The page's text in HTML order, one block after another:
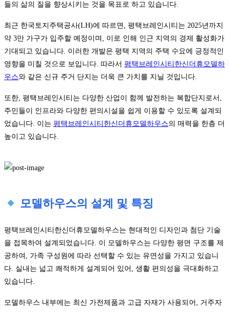
들의 삶의 질을 향상시키는 것을 목표로 하고 있습니다.
최근 한국토지주택공사(LH)에 따르면, 평택브레인시티는 2025년까지
약 3만 가구가 입주할 예정이며, 이로 인해 인근 지역의 경제 활성화가
기대되고 있습니다. 이러한 개발은 평택 지역의 주택 수요에 긍정적인
영향을 미칠 것으로 보입니다. 따라서 평택브레인시티한신더휴모델하
우스와 같은 신규 주거 단지는 더욱 큰 가치를 지닐 것입니다.
또한, 평택브레인시티는 다양한 산업이 함께 발전하는 복합단지로서,
주민들이 인프라와 다양한 편의시설을 쉽게 이용할 수 있도록 설계되
었습니다. 이는 평택브레인시티한신더휴모델하우스의 매력을 한층 더
높이고 있습니다.
모델하우스의 설계 및 특징
평택브레인시티한신더휴모델하우스는 현대적인 디자인과 첨단 기술
을 접목하여 설계되었습니다. 이 모델하우스는 다양한 평면 구조를 제
공하여, 가족 구성원에 따라 선택할 수 있는 유연성을 가지고 있습니
다. 실내는 넓고 쾌적하게 설계되어 있어, 생활 편의성을 극대화하고
있습니다.
모델하우스 내부에는 최신 가전제품과 고급 자재가 사용되어, 거주자